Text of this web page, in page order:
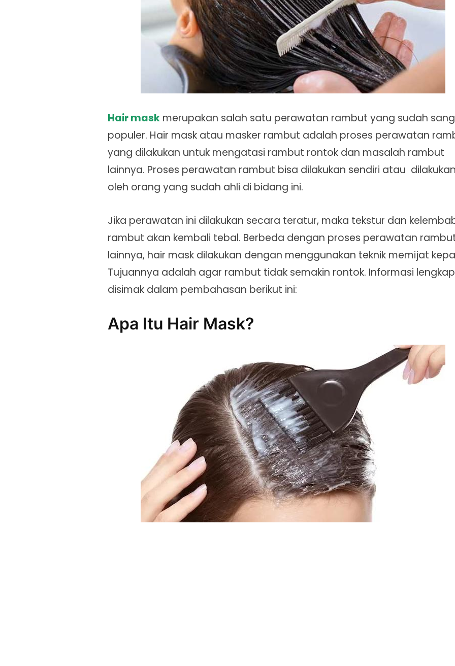
Hair mask merupakan salah satu perawatan rambut yang sudah
populer. Hair mask atau masker rambut adalah proses perawatan
yang dilakukan untuk mengatasi rambut rontok dan masalah rambut
lainnya. Proses perawatan rambut bisa dilakukan sendiri atau dilakukan
oleh orang yang sudah ahli di bidang ini.
Jika perawatan ini dilakukan secara teratur, maka tekstur dan
rambut akan kembali tebal. Berbeda dengan proses perawatan
lainnya, hair mask dilakukan dengan menggunakan teknik memijat
Tujuannya adalah agar rambut tidak semakin rontok. Informasi
disimak dalam pembahasan berikut ini:
Apa Itu Hair Mask?